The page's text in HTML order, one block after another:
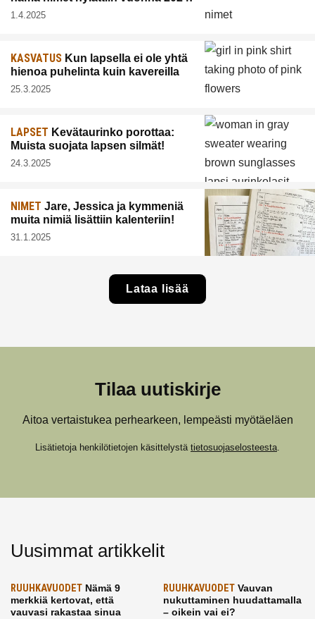
1.4.2025
KASVATUS Kun lapsella ei ole yhtä
hienoa puhelinta kuin kavereilla
25.3.2025
LAPSET Kevätaurinko porottaa:
Muista suojata lapsen silmät!
24.3.2025
NIMET Jare, Jessica ja kymmeniä
muita nimiä lisättiin kalenteriin!
31.1.2025
Lataa lisää
Tilaa uutiskirje
Aitoa vertaistukea perhearkeen, lempeästi myötäeläen
Lisätietoja henkilötietojen käsittelystä tietosuojaselosteesta
Uusimmat artikkelit
RUUHKAVUODET Nämä 9
merkkiä kertovat, että
vauvasi rakastaa sinua
RUUHKAVUODETVauvan
nukuttaminen huudattamalla
– oikein vai ei?